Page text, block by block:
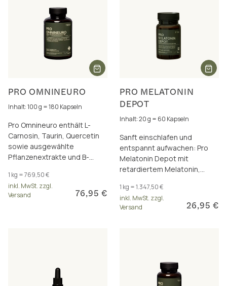
PRO OMNINEURO
Inhalt: 100 g = 180 Kapseln
Pro Omnineuro enthält L-
Carnosin, Taurin, Quercetin
sowie ausgewählte
Pflanzenextrakte und B-
und eine stabile Psyche.
1 kg = 769,50 €
inkl. MwSt. zzgl.
Versand
76,95 €
PRO MELATONIN
DEPOT
Inhalt: 20 g = 60 Kapseln
Sanft einschlafen und
entspannt aufwachen: Pro
Melatonin Depot mit
retardiertem Melatonin,
Reishi – für erholsame
Nächte
1 kg = 1.347,50 €
inkl. MwSt. zzgl.
Versand
26,95 €